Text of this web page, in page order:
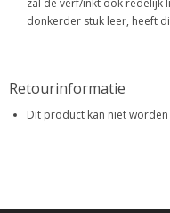
zal de verf/inkt ook redelijk
donkerder stuk leer, heeft
Retourinformatie
Dit product kan niet